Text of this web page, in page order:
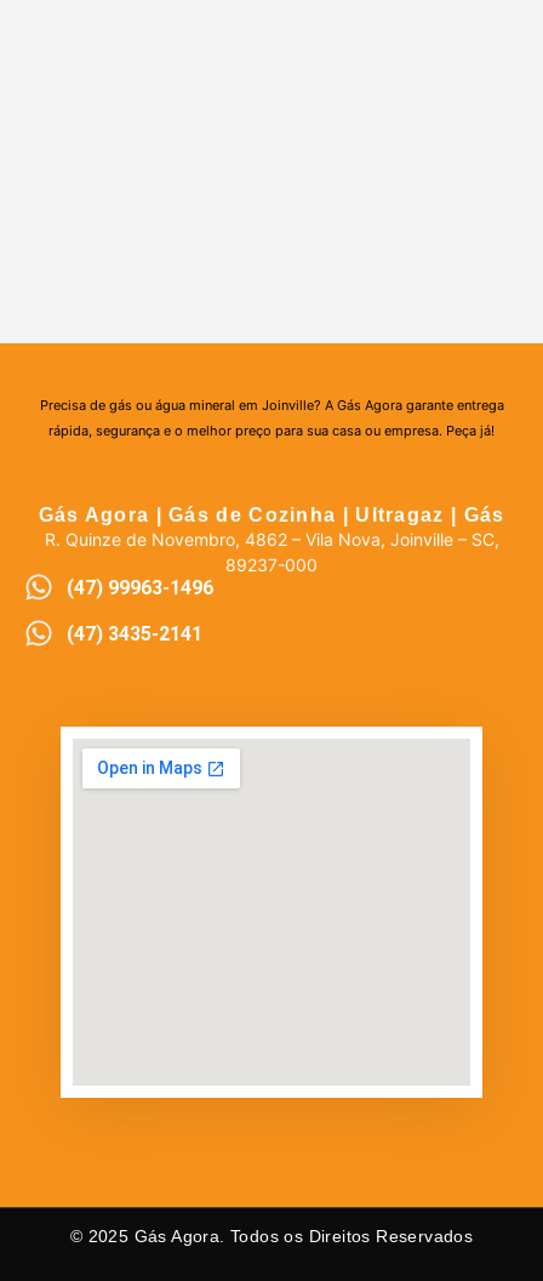
Precisa de gás ou água mineral em Joinville? A Gás Agora garante entrega
rápida, segurança e o melhor preço para sua casa ou empresa. Peça já!
Gás Agora | Gás de Cozinha | Ultragaz | Gás
R. Quinze de Novembro, 4862 – Vila Nova, Joinville – SC,
89237-000
(47) 99963-1496
(47) 3435-2141
© 2025 Gás Agora. Todos os Direitos Reservados